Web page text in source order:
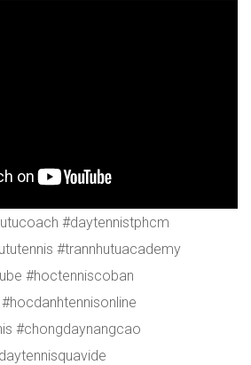
#daytennistphcm
#trannhutuacademy
#hoctenniscoban
#chongdaynangcao